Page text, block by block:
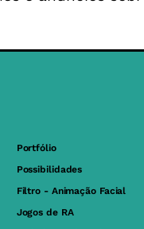
Portfólio
Possibilidades
Filtro - Animação Facial
Jogos de RA